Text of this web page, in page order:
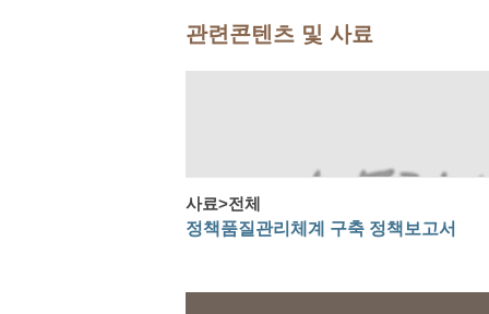
관련콘텐츠 및 사료
사료>전체
정책품질관리체계 구축 정책보고서